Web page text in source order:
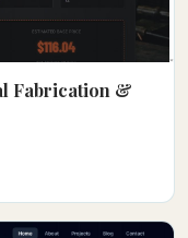
Fabrication &